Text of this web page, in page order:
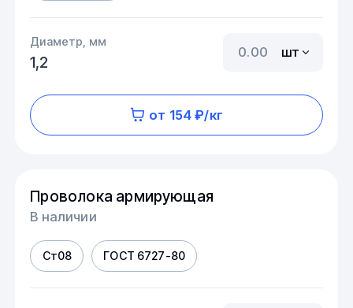
Диаметр, мм
1,2
шт
от 154 ₽/кг
Проволока армирующая
В наличии
Ст08 ГОСТ 6727-80